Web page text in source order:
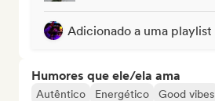
Adicionado a uma playlist
Humores que ele/ela ama
Autêntico Energético Good vibes